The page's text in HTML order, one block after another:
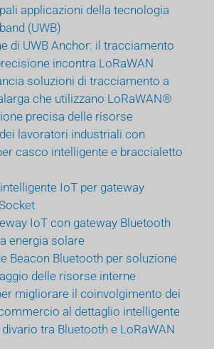
applicazioni della tecnologia
(UWB)
di UWB Anchor: il tracciamento
incontra LoRaWAN
soluzioni di tracciamento a
che utilizzano LoRaWAN®
precisa delle risorse
lavoratori industriali con
casco intelligente e braccialetto
IoT per gateway
IoT con gateway Bluetooth
energia solare
Beacon Bluetooth per soluzione
delle risorse interne
migliorare il coinvolgimento dei
al dettaglio intelligente
tra Bluetooth e LoRaWAN